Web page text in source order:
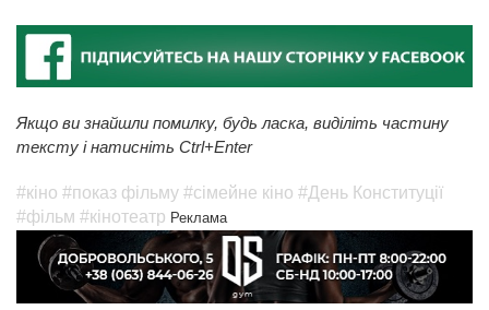
Якщо ви знайшли помилку, будь ласка, виділіть частину
тексту і натисніть Ctrl+Enter
#кіно #показ фільму #сімейне кіно #День Конституції
#фільм #кінотеатр Реклама